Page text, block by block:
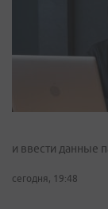
и ввести данные
сегодня, 19:48